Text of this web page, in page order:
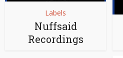
Labels
Nuffsaid
Recordings